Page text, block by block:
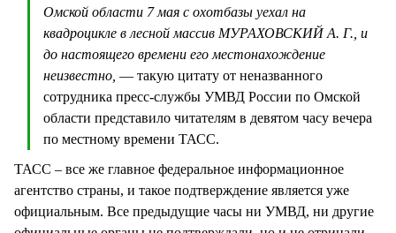
Омской области 7 мая с охотбазы уехал на
квадроцикле в лесной массив МУРАХОВСКИЙ А. Г., и
до настоящего времени его местонахождение
неизвестно, — такую цитату от неназванного
сотрудника пресс-службы УМВД России по Омской
области представило читателям в девятом часу вечера
по местному времени ТАСС.
ТАСС – все же главное федеральное информационное
агентство страны, и такое подтверждение является уже
официальным. Все предыдущие часы ни УМВД, ни другие